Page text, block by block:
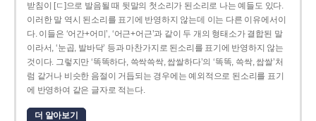
받침이 [ㄷ]으로 발음될 때 뒷말의 첫소리가 된소리로 나는 예들도 있다.
이러한 말 역시 된소리를 표기에 반영하지 않는데 이는 다른 이유에서이
다. 이들은 ‘어간+어미’, ‘어근+어근’과 같이 두 개의 형태소가 결합된 말
이라서, ‘눈곱, 발바닥’ 등과 마찬가지로 된소리를 표기에 반영하지 않는
것이다. 그렇지만 ‘똑똑하다, 쓱싹쓱싹, 쌉쌀하다’의 ‘똑똑, 쓱싹, 쌉쌀’처
럼 같거나 비슷한 음절이 거듭되는 경우에는 예외적으로 된소리를 표기
에 반영하여 같은 글자로 적는다.
더 알아보기